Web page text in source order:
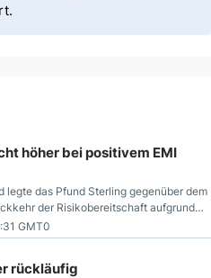
höher bei positivem EMI
legte das Pfund Sterling gegenüber dem
der Risikobereitschaft aufgrund
GMT0
rückläufig